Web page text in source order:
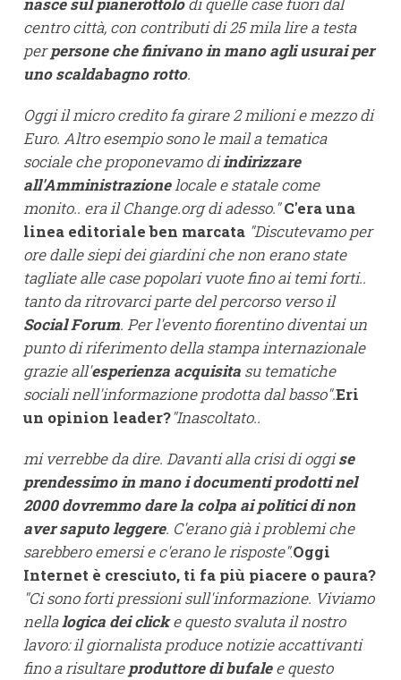
centro città, con contributi di 25 mila lire a testa
perpersone che finivano in mano agli usurai per
uno scaldabagno rotto.
Oggi il micro credito fa girare 2 milioni e mezzo di
Euro. Altro esempio sono le mail a tematica
sociale che proponevamo diindirizzare
all'Amministrazionelocale e statale come
monito.. era il Change.org di adesso."C'era una
linea editoriale ben marcata "Discutevamo per
ore dalle siepi dei giardini che non erano state
tagliate alle case popolari vuote fino ai temi forti..
tanto da ritrovarci parte del percorso verso il
Social Forum. Per l'evento fiorentino diventai un
punto di riferimento della stampa internazionale
grazie all'esperienza acquisita su tematiche
sociali nell'informazione prodotta dal basso".Eri
un opinion leader?"Inascoltato..
mi verrebbe da dire. Davanti alla crisi di oggise
prendessimo in mano i documenti prodotti nel
2000 dovremmo dare la colpa ai politici di non
aver saputo leggere. C'erano già i problemi che
sarebbero emersi e c'erano le risposte".Oggi
Internet è cresciuto, ti fa più piacere o paura?
"Ci sono forti pressioni sull'informazione. Viviamo
nellalogica dei clicke questo svaluta il nostro
lavoro: il giornalista produce notizie accattivanti
fino a risultareproduttore di bufalee questo